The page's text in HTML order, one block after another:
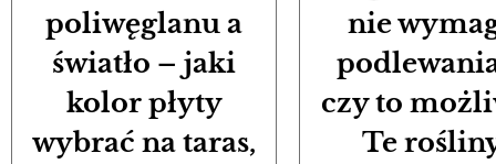
poliwęglanu a
światło – jaki
kolor płyty
wybrać na taras,
nie
czy to
Te